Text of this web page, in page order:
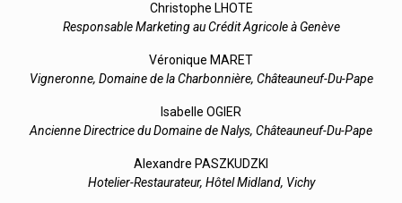
Christophe LHOTE
Responsable Marketing au Crédit Agricole à Genève
Véronique MARET
Vigneronne, Domaine de la Charbonnière, Châteauneuf-Du-Pape
Isabelle OGIER
Ancienne Directrice du Domaine de Nalys, Châteauneuf-Du-Pape
Alexandre PASZKUDZKI
Hotelier-Restaurateur, Hôtel Midland, Vichy